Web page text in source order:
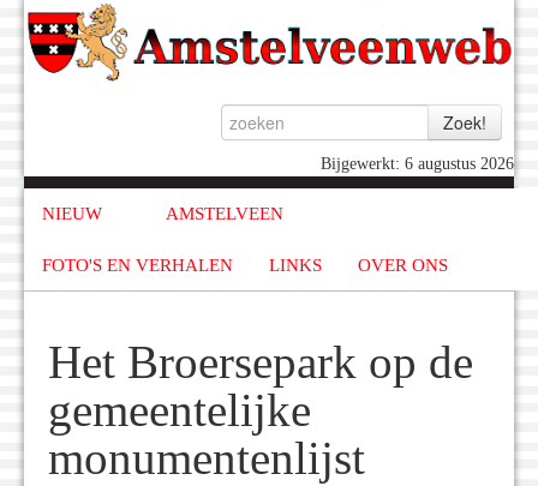
Bijgewerkt: 6 augustus 2026
NIEUW AMSTELVEEN
FOTO'S EN VERHALEN LINKS OVER ONS
Het Broersepark op de
gemeentelijke
monumentenlijst